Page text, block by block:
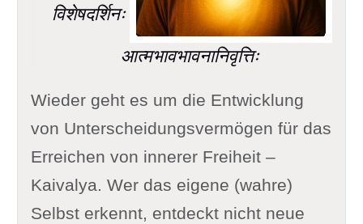
विशेषदर्शिनः
आत्मभावभावनानिवृत्तिः
Wieder geht es um die Entwicklung
von Unterscheidungsvermögen für das
Erreichen von innerer Freiheit –
Kaivalya. Wer das eigene (wahre)
Selbst erkennt, entdeckt nicht neue